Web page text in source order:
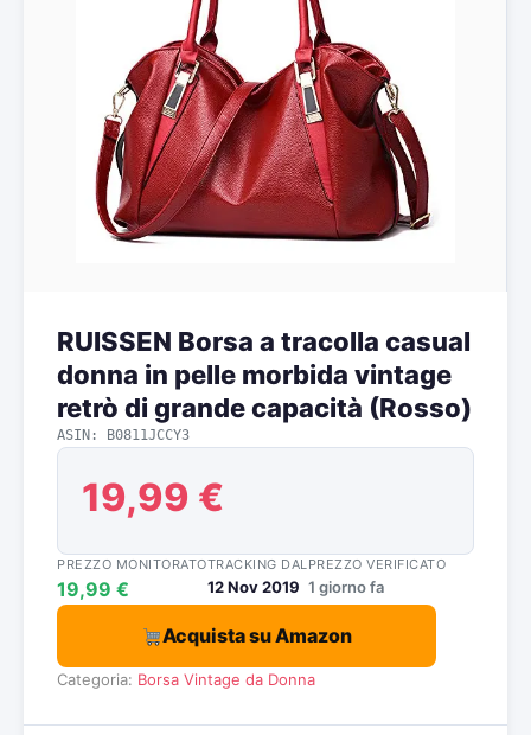
RUISSEN Borsa a tracolla casual
donna in pelle morbida vintage
retrò di grande capacità (Rosso)
ASIN: B0811JCCY3
19,99 €
PREZZO MONITORATO
19,99 €
TRACKING DAL
12 Nov 2019
PREZZO VERIFICATO
1 giorno fa
Acquista su Amazon
Categoria: Borsa Vintage da Donna